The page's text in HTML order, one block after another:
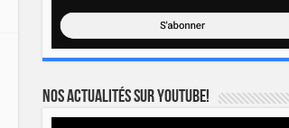
Nos actualités sur YOUTUBE!